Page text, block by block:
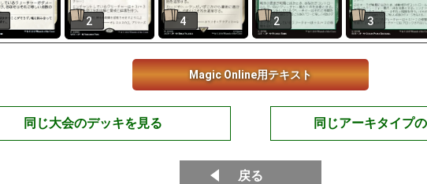
2 4 2 3
Magic Online用テキスト
同じ大会のデッキを見る 同じアーキタイプ
戻る